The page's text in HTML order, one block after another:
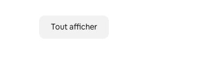
Tout afficher